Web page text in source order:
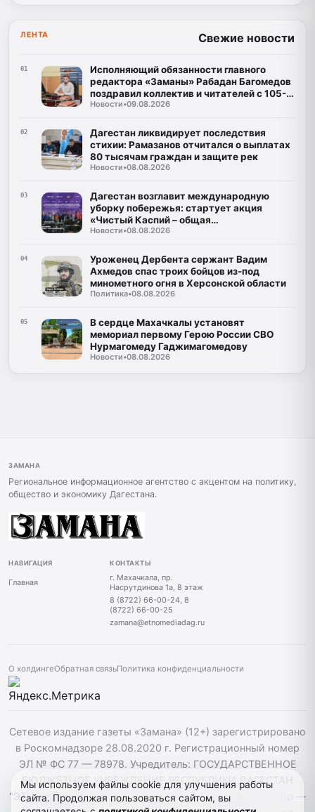
ЛЕНТА Свежие новости
01
Исполняющий обязанности главного
редактора «Заманы» Рабадан Багомедов
поздравил коллектив и читателей с 105-
летним юбилеем газеты
Новости•09.08.2026
02
Дагестан ликвидирует последствия
стихии: Рамазанов отчитался о выплатах
80 тысячам граждан и защите рек
Новости•08.08.2026
03
Дагестан возглавит международную
уборку побережья: стартует акция
«Чистый Каспий – общая
ответственность»
Новости•08.08.2026
04
Уроженец Дербента сержант Вадим
Ахмедов спас троих бойцов из-под
минометного огня в Херсонской области
Политика•08.08.2026
05
В сердце Махачкалы установят
мемориал первому Герою России СВО
Нурмагомеду Гаджимагомедову
Новости•08.08.2026
ЗАМАНА
Региональное информационное агентство с акцентом на политику,
общество и экономику Дагестана.
НАВИГАЦИЯ
Главная
КОНТАКТЫ
г. Махачкала, пр.
Насрутдинова 1а, 8 этаж
8 (8722) 66-00-24, 8
(8722) 66-00-25
zamana@etnomediadag.ru
О холдингеОбратная связьПолитика конфиденциальности
Сетевое издание газеты «Замана» (12+) зарегистрировано
в Роскомнадзоре 28.08.2020 г. Регистрационный номер
ЭЛ № ФС 77 — 78978. Учредитель: ГОСУДАРСТВЕННОЕ
БЮДЖЕТНОЕ УЧРЕЖДЕНИЕ РЕСПУБЛИКИ ДАГЕСТАН
"ЭТНОМЕДИАХОЛДИНГ "ДАГЕСТАН". Главный редактор —
Мы используем файлы cookie для улучшения работы
сайта. Продолжая пользоваться сайтом, вы